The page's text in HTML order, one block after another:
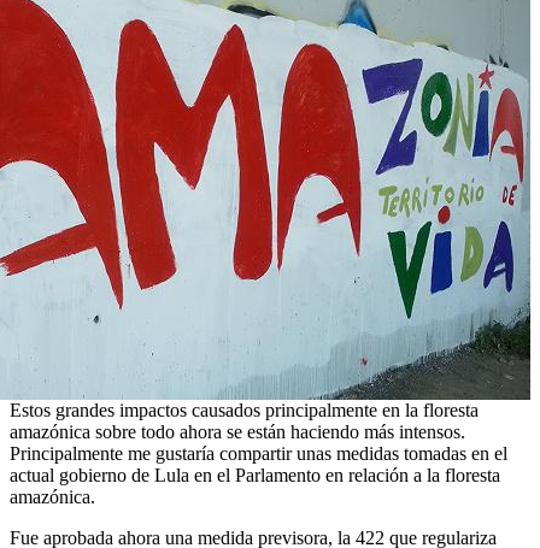
Estos grandes impactos causados principalmente en la floresta
amazónica sobre todo ahora se están haciendo más intensos.
Principalmente me gustaría compartir unas medidas tomadas en el
actual gobierno de Lula en el Parlamento en relación a la floresta
amazónica.
Fue aprobada ahora una medida previsora, la 422 que regulariza